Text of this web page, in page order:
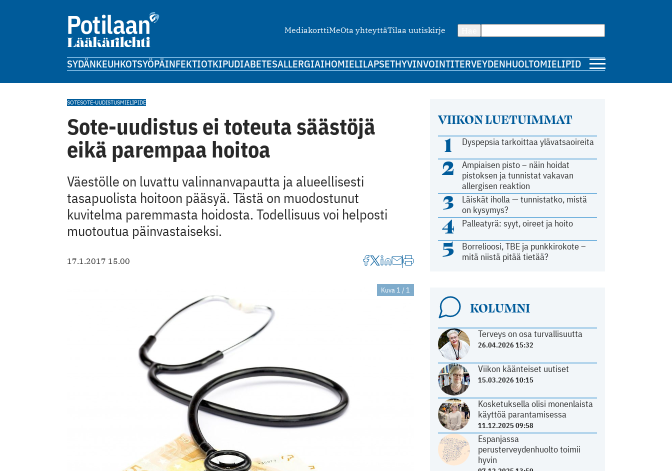
MediakorttiMeOta yhteyttäTilaa uutiskirje
SYDÄNKEUHKOTSYÖPÄINFEKTIOTKIPUDIABETESALLERGIAIHOMIELILAPSETHYVINVOINTITERVEYDENHUOLTOMIELIPIDE
VIIKON LUETUIMMAT
1 Dyspepsia tarkoittaa ylävatsaoireita
2
Ampiaisen pisto – näin hoidat
pistoksen ja tunnistat vakavan
allergisen reaktion
3
Läiskät iholla — tunnistatko, mistä
on kysymys?
4 Palleatyrä: syyt, oireet ja hoito
5
Borrelioosi, TBE ja punkkirokote –
mitä niistä pitää tietää?
KOLUMNI
Terveys on osa turvallisuutta
26.04.2026 15:32
Viikon käänteiset uutiset
15.03.2026 10:15
Kosketuksella olisi monenlaista
käyttöä parantamisessa
11.12.2025 09:58
Espanjassa
perusterveydenhuolto toimii
hyvin
SOTESOTE-UUDISTUSMIELIPIDE
Sote-uudistus ei toteuta säästöjä
eikä parempaa hoitoa
Väestölle on luvattu valinnanvapautta ja alueellisesti
tasapuolista hoitoon pääsyä. Tästä on muodostunut
kuvitelma paremmasta hoidosta. Todellisuus voi helposti
muotoutua päinvastaiseksi.
17.1.2017 15.00
Kuva 1 / 1